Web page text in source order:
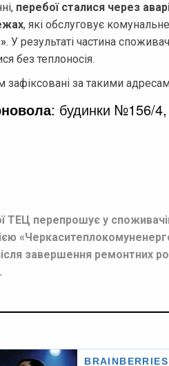
перебої сталися через
, які обслуговує
. У результаті частина
без теплоносія.
за такими
: будинки №156/
ТЕЦ перепрошує у
завершення ремонтних